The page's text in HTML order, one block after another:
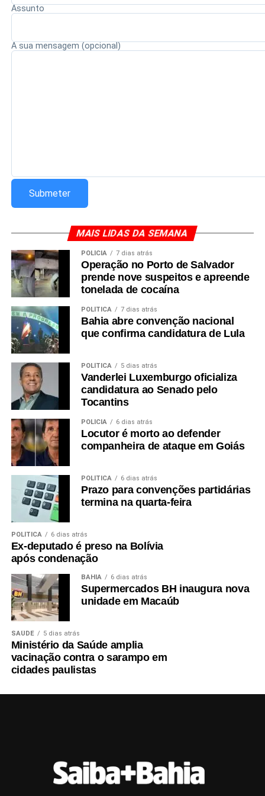
Redação Saiba+
Assunto
A sua mensagem (opcional)
MAIS LIDAS DA SEMANA
POLÍCIA 7 dias atrás
Operação no Porto de Salvador
prende nove suspeitos e apreende
tonelada de cocaína
POLÍTICA 7 dias atrás
Bahia abre convenção nacional
que confirma candidatura de Lula
POLÍTICA 5 dias atrás
Vanderlei Luxemburgo oficializa
candidatura ao Senado pelo
Tocantins
POLÍCIA 6 dias atrás
Locutor é morto ao defender
companheira de ataque em Goiás
POLÍTICA 6 dias atrás
Prazo para convenções partidárias
termina na quarta-feira
POLÍTICA 6 dias atrás
Ex-deputado é preso na Bolívia
após condenação
BAHIA 6 dias atrás
Supermercados BH inaugura nova
unidade em Macaúb
SAÚDE 5 dias atrás
Ministério da Saúde amplia
vacinação contra o sarampo em
cidades paulistas